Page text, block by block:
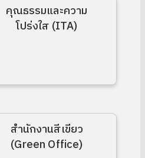
คุณธรรมและความ
โปร่งใส (ITA)
สำนักงานสีเขียว
(Green Office)